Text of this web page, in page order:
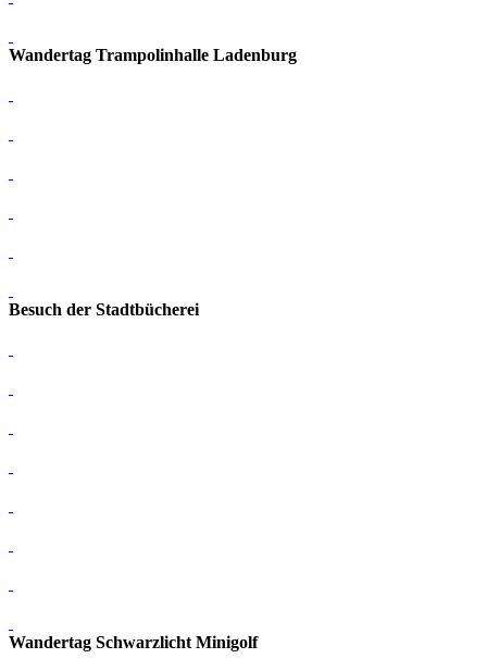
Wandertag Trampolinhalle Ladenburg
Besuch der Stadtbücherei
Wandertag Schwarzlicht Minigolf